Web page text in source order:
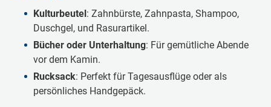
Kulturbeutel: Zahnbürste, Zahnpasta, Shampoo,
Duschgel, und Rasurartikel.
Bücher oder Unterhaltung: Für gemütliche Abende
vor dem Kamin.
Rucksack: Perfekt für Tagesausflüge oder als
persönliches Handgepäck.